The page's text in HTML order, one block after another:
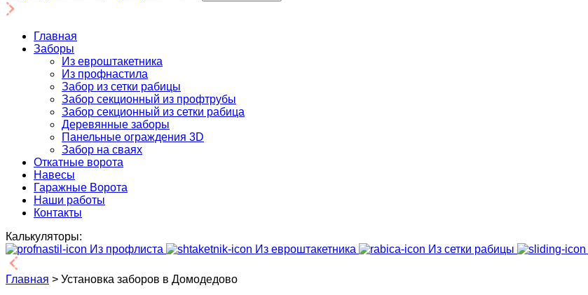
Главная
Заборы
Из евроштакетника
Из профнастила
Забор из сетки рабицы
Забор секционный из профтрубы
Забор секционный из сетки рабица
Деревянные заборы
Панельные ограждения 3D
Забор на сваях
Откатные ворота
Навесы
Гаражные Ворота
Наши работы
Контакты
Калькуляторы:
Из профлиста
Из евроштакетника Из сетки рабицы
Главная > Установка заборов в Домодедово